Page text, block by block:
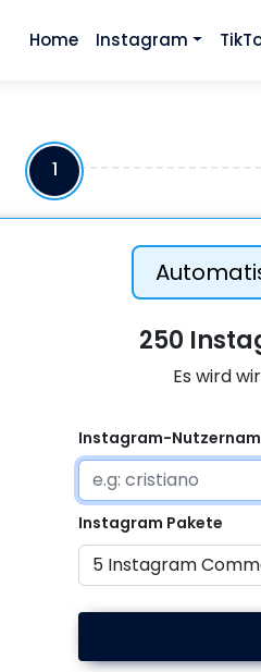
Home Instagram
1
250
Es wird
Instagram-
Instagram Pakete